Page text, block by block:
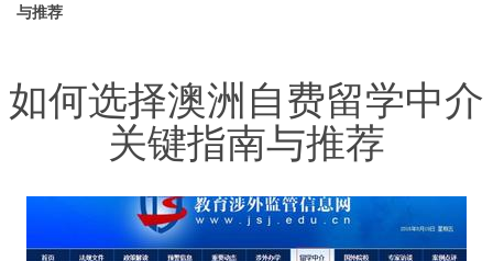
与推荐
如何选择澳洲自费留学中介
关键指南与推荐